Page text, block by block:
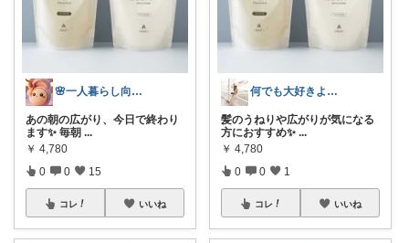
🌸一人暮らし向け｜美容コスメ
あの朝の広がり、今日で終わり
ます✨ 毎朝 ...
￥ 4,780
0 0 15
コレ いいね
何でも大好きよろずちゃん@たくさん紹介
髪のうねりや広がりが気になる
方におすすめ✨ ...
￥ 4,780
0 0 1
コレ いいね